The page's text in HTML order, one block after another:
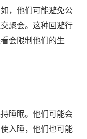
，他们可能避免公
聚会。这种回避行
会限制他们的生
睡眠。他们可能会
入睡，他们也可能